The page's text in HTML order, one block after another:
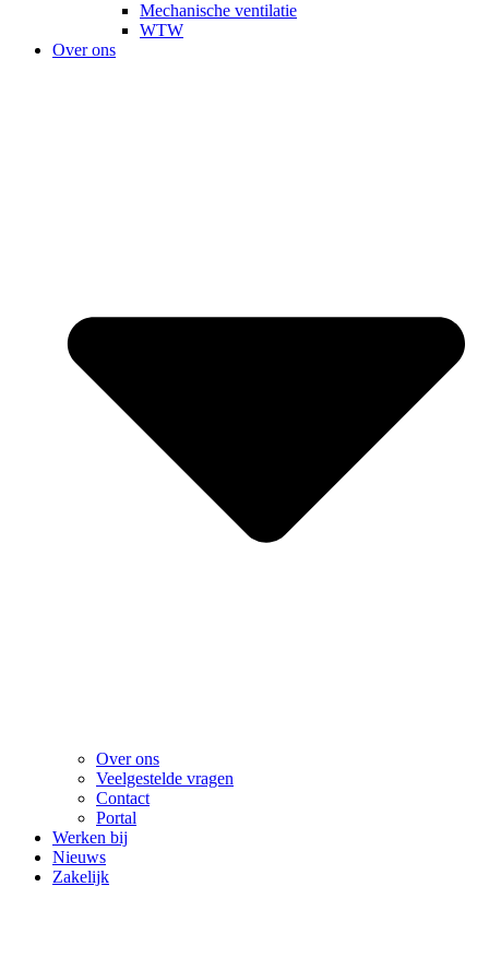
Mechanische ventilatie
WTW
Over ons
Over ons
Veelgestelde vragen
Contact
Portal
Werken bij
Nieuws
Zakelijk